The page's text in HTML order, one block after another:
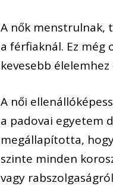
A nők menstrulnak,
a férfiaknál. Ez még
kevesebb
A női
a padovai egyetem
megállapította,
szinte minden
vagy